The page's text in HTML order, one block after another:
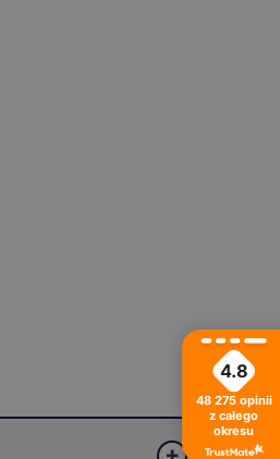
4.8
48 275 opinii
z całego
okresu